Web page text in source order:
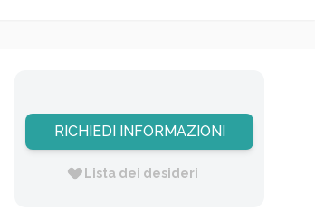
RICHIEDI INFORMAZIONI
Lista dei desideri